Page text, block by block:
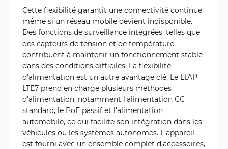
Cette flexibilité garantit une connectivité continue
même si un réseau mobile devient indisponible.
Des fonctions de surveillance intégrées, telles que
des capteurs de tension et de température,
contribuent à maintenir un fonctionnement stable
dans des conditions difficiles. La flexibilité
d'alimentation est un autre avantage clé. Le LtAP
LTE7 prend en charge plusieurs méthodes
d'alimentation, notamment l'alimentation CC
standard, le PoE passif et l'alimentation
automobile, ce qui facilite son intégration dans les
véhicules ou les systèmes autonomes. L'appareil
est fourni avec un ensemble complet d'accessoires,